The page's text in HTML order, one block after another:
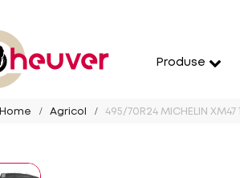
Produse
Home Agricol 495/70R24 MICHELIN XM47